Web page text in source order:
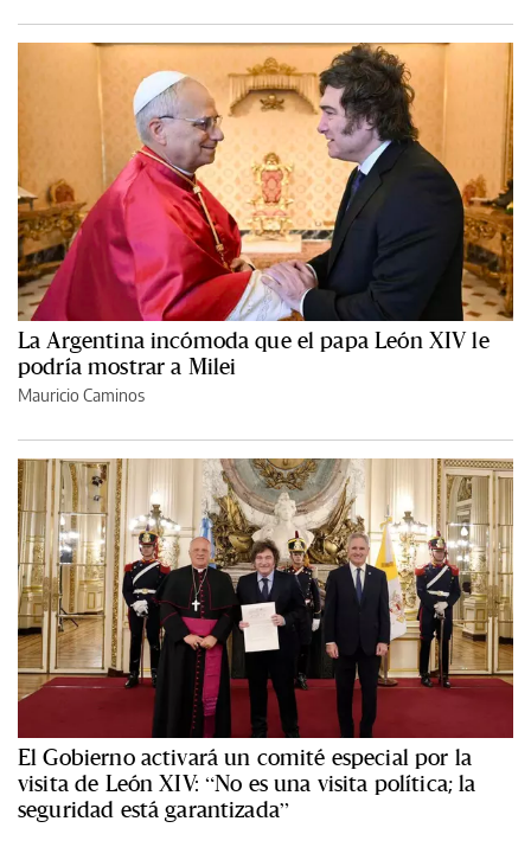
La Argentina incómoda que el papa León XIV le
podría mostrar a Milei
Mauricio Caminos
El Gobierno activará un comité especial por la
visita de León XIV: “No es una visita política; la
seguridad está garantizada”